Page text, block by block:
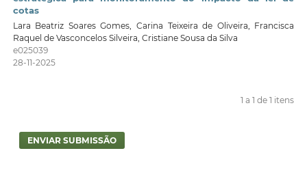
cotas
Lara Beatriz Soares Gomes, Carina Teixeira de Oliveira, Francisca
Raquel de Vasconcelos Silveira, Cristiane Sousa da Silva
e025039
28-11-2025
1 a 1 de 1 itens
ENVIAR SUBMISSÃO